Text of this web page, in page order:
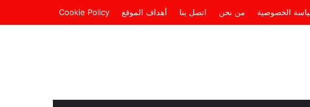
الخصوصية من نحن اتصل بنا أهداف الموقع Cookie Policy